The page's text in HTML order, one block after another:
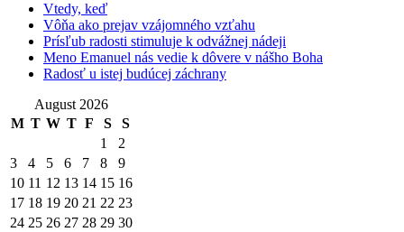
Vtedy, keď
Vôňa ako prejav vzájomného vzťahu
Prísľub radosti stimuluje k odvážnej nádeji
Meno Emanuel nás vedie k dôvere v nášho Boha
Radosť u istej budúcej záchrany
August 2026
M T W T F S
S
1
2
3
4 5 6 7 8
9
10 11 12 13 14 15 16
17 18 19 20 21 22 23
24 25 26 27 28 29 30